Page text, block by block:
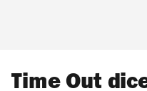
Time Out